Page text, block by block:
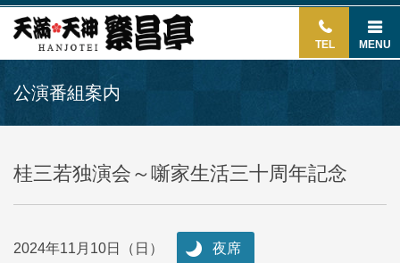
TEL MENU
公演番組案内
桂三若独演会～噺家生活三十周年記念
2024年11月10日（日） 夜席